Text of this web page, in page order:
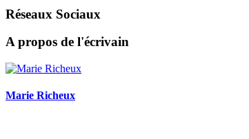
Réseaux Sociaux
A propos de l'écrivain
Marie Richeux